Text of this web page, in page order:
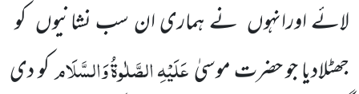
لائے اورانہوں نے ہماری ان سب نشانیوں کو
جھٹلادیا جو حضرت موسیٰعَلَیْہِالصَّلٰوۃُوَالسَّلَامکو دی